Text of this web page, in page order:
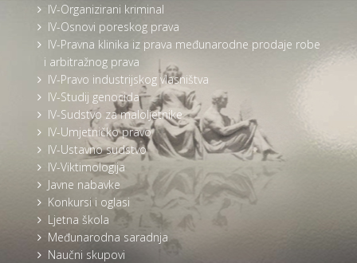
IV-Organizirani kriminal
IV-Osnovi poreskog prava
IV-Pravna klinika iz prava međunarodne prodaje robe
i arbitražnog prava
IV-Pravo industrijskog vlasništva
IV-Studij genocida
IV-Sudstvo za maloljetnike
IV-Umjetničko pravo
IV-Ustavno sudstvo
IV-Viktimologija
Javne nabavke
Konkursi i oglasi
Ljetna škola
Međunarodna saradnja
Naučni skupovi